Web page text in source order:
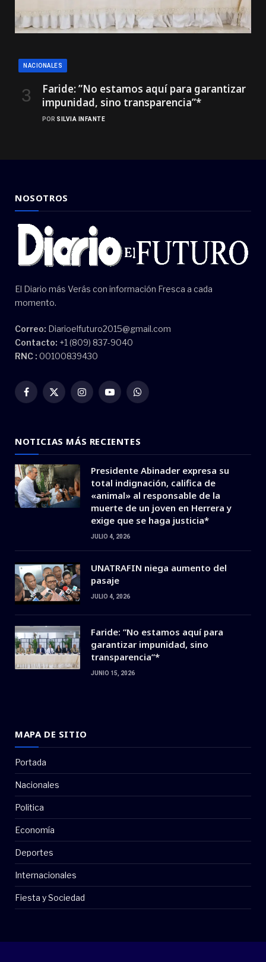
NACIONALES
Faride: ”No estamos aquí para garantizar
impunidad, sino transparencia”*
POR SILVIA INFANTE
NOSOTROS
El Diario más Verás con información Fresca a cada
momento.
Correo: Diarioelfuturo2015@gmail.com
Contacto: +1 (809) 837-9040
RNC : 00100839430
Facebook
X
InstagramYouTubeWhatsApp
NOTICIAS MÁS RECIENTES
Presidente Abinader expresa su
total indignación, califica de
«animal» al responsable de la
muerte de un joven en Herrera y
exige que se haga justicia*
JULIO 4, 2026
UNATRAFIN niega aumento del
pasaje
JULIO 4, 2026
Faride: ”No estamos aquí para
garantizar impunidad, sino
transparencia”*
JUNIO 15, 2026
MAPA DE SITIO
Portada
Nacionales
Politica
Economía
Deportes
Internacionales
Fiesta y Sociedad